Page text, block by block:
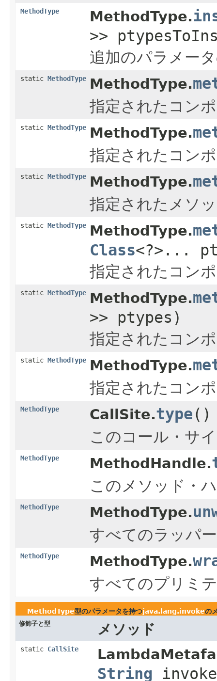
MethodType MethodType.
>>
追加のパラメー
static MethodType MethodType.
指定されたコン
static MethodType MethodType.
指定されたコン
static MethodType MethodType.
指定されたメソ
static MethodType MethodType.
Class<?>...
指定されたコン
static MethodType MethodType.
>> ptypes)
指定されたコン
static MethodType MethodType.
指定されたコン
MethodType CallSite.type()
このコール・サ
MethodType MethodHandle.
このメソッド・
MethodType MethodType.
すべてのラッパ
MethodType MethodType.
すべてのプリミ
MethodType型のパラメータを持つjava.lang.invokeの
修飾子と型 メソッド
static CallSite
String